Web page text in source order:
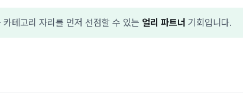
테고리 자리를 먼저 선점할 수 있는 얼리 파트너 기회입니다.